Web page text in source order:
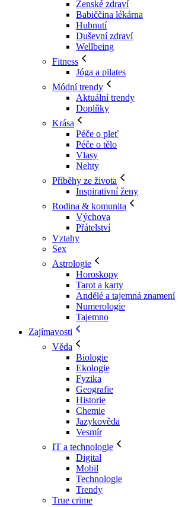
Ženské zdraví
Babiččina lékárna
Hubnutí
Duševní zdraví
Wellbeing
Fitness
Jóga a pilates
Módní trendy
Aktuální trendy
Doplňky
Krása
Péče o pleť
Péče o tělo
Vlasy
Nehty
Příběhy ze života
Inspirativní ženy
Rodina & komunita
Výchova
Přátelství
Vztahy
Sex
Astrologie
Horoskopy
Tarot a karty
Andělé a tajemná znamení
Numerologie
Tajemno
Zajímavosti
Věda
Biologie
Ekologie
Fyzika
Geografie
Historie
Chemie
Jazykověda
Vesmír
IT a technologie
Digital
Mobil
Technologie
Trendy
True crime